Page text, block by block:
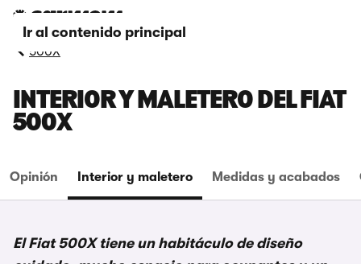
Ir al contenido principal
500X
INTERIOR Y MALETERO DEL FIAT
500X
Opinión Interior y maletero Medidas y acabados
El Fiat 500X tiene un habitáculo de diseño